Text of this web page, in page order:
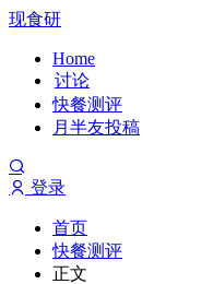
现食研
Home
讨论
快餐测评
月半友投稿
登录
首页
快餐测评
正文